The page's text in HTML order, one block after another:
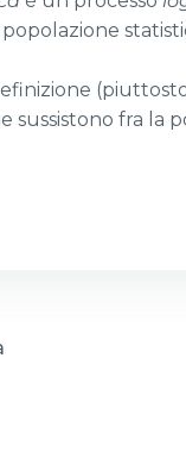
sussistono fra la